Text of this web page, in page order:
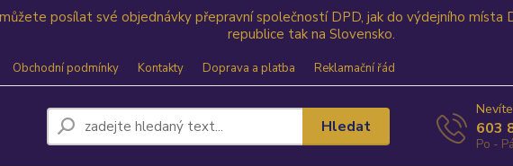
posílat své objednávky přepravní společností DPD, jak do výdejního místa
republice tak na Slovensko.
Obchodní podmínky Kontakty Doprava a platba Reklamační řád
Hledat 603
Po -